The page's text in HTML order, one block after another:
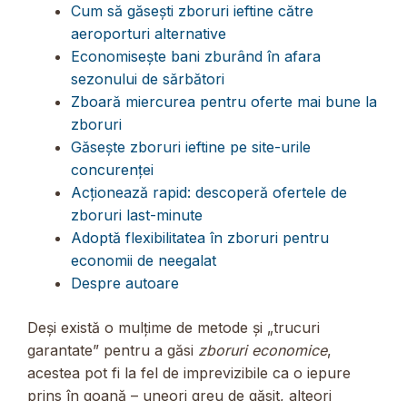
Cum să găsești zboruri ieftine către
aeroporturi alternative
Economisește bani zburând în afara
sezonului de sărbători
Zboară miercurea pentru oferte mai bune la
zboruri
Găsește zboruri ieftine pe site-urile
concurenței
Acționează rapid: descoperă ofertele de
zboruri last-minute
Adoptă flexibilitatea în zboruri pentru
economii de neegalat
Despre autoare
Deși există o mulțime de metode și „trucuri
garantate” pentru a găsi zboruri economice,
acestea pot fi la fel de imprevizibile ca o iepure
prins în goană – uneori greu de găsit, alteori